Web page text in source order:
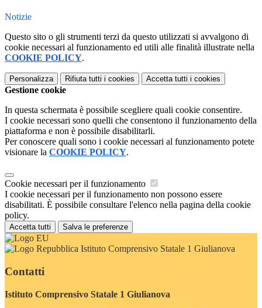
Notizie
Questo sito o gli strumenti terzi da questo utilizzati si avvalgono di
cookie necessari al funzionamento ed utili alle finalità illustrate nella
COOKIE POLICY.
Personalizza Rifiuta tutti i cookies Accetta tutti i cookies
Gestione cookie
In questa schermata è possibile scegliere quali cookie consentire.
I cookie necessari sono quelli che consentono il funzionamento della
piattaforma e non è possibile disabilitarli.
Per conoscere quali sono i cookie necessari al funzionamento potete
visionare la COOKIE POLICY.
Cookie necessari per il funzionamento
I cookie necessari per il funzionamento non possono essere
disabilitati. È possibile consultare l'elenco nella pagina della cookie
policy.
Accetta tutti Salva le preferenze
Istituto Comprensivo Statale 1 Giulianova
Contatti
Istituto Comprensivo Statale 1 Giulianova